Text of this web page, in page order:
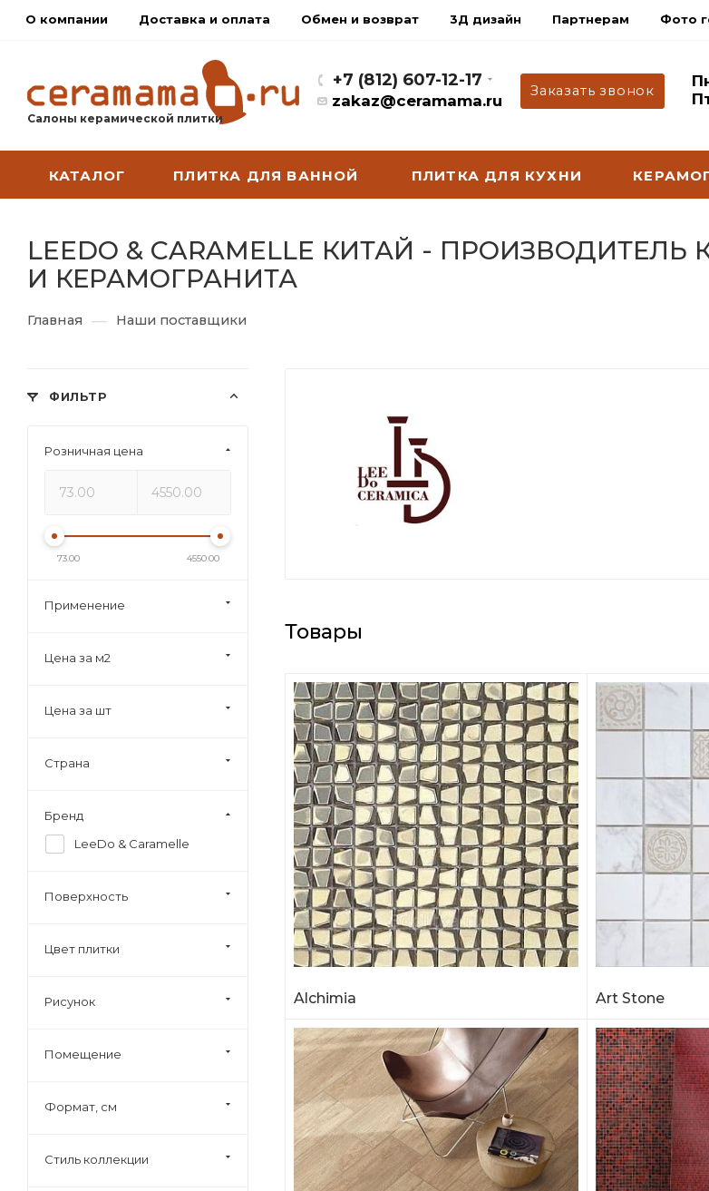
О компании Доставка и оплата Обмен и возврат 3Д дизайн Партнерам Фото
Салоны керамической плитки
+7 (812) 607-12-17
zakaz@ceramama.ru
Заказать звонок
КАТАЛОГ ПЛИТКА ДЛЯ ВАННОЙ ПЛИТКА ДЛЯ КУХНИ
LEEDO & CARAMELLE КИТАЙ -
И КЕРАМОГРАНИТА
Главная — Наши поставщики
Товары
Alchimia Art Stone
ФИЛЬТР
Розничная цена
73.00 4550.00
Применение
Цена за м2
Цена за шт
Страна
Бренд
LeeDo & Caramelle
Поверхность
Цвет плитки
Рисунок
Помещение
Формат, см
Стиль коллекции